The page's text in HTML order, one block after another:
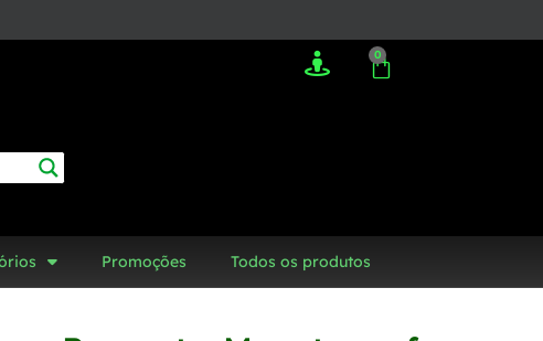
0
Promoções Todos os produtos